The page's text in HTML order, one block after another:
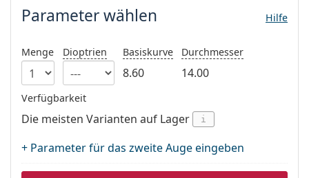
Persol
Alle Marken
Parameter wählen Hilfe
Menge Dioptrien Basiskurve
8.60
Durchmesser
14.00
Verfügbarkeit
Die meisten Varianten auf Lager i
+ Parameter für das zweite Auge eingeben